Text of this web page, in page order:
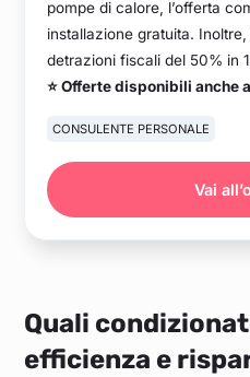
pompe di calore, l’offerta
installazione gratuita.
detrazioni fiscali del 50% in
⭐ Offerte disponibili anche
CONSULENTE PERSONALE
Vai
Quali
efficienza e